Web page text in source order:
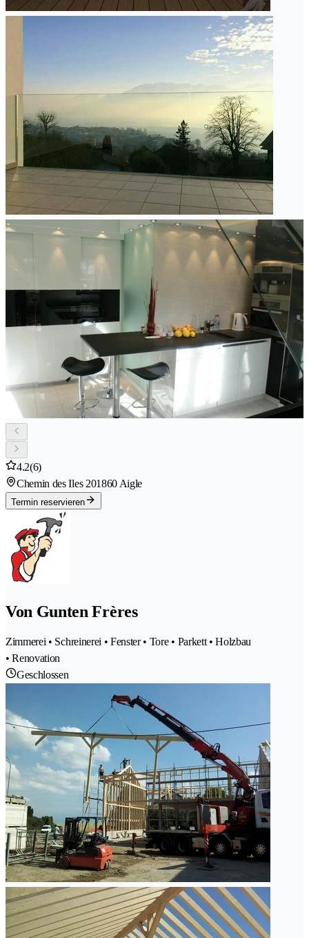
4.2(6)
Chemin des Iles 201860 Aigle
Termin reservieren
Von Gunten Frères
Zimmerei • Schreinerei • Fenster • Tore • Parkett • Holzbau
• Renovation
Geschlossen